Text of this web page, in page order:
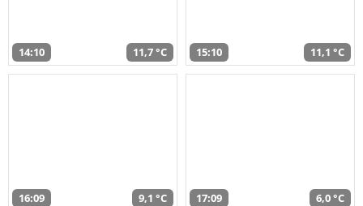
14:10 11,7 °C 15:10 11,1 °C
16:09 9,1 °C 17:09 6,0 °C